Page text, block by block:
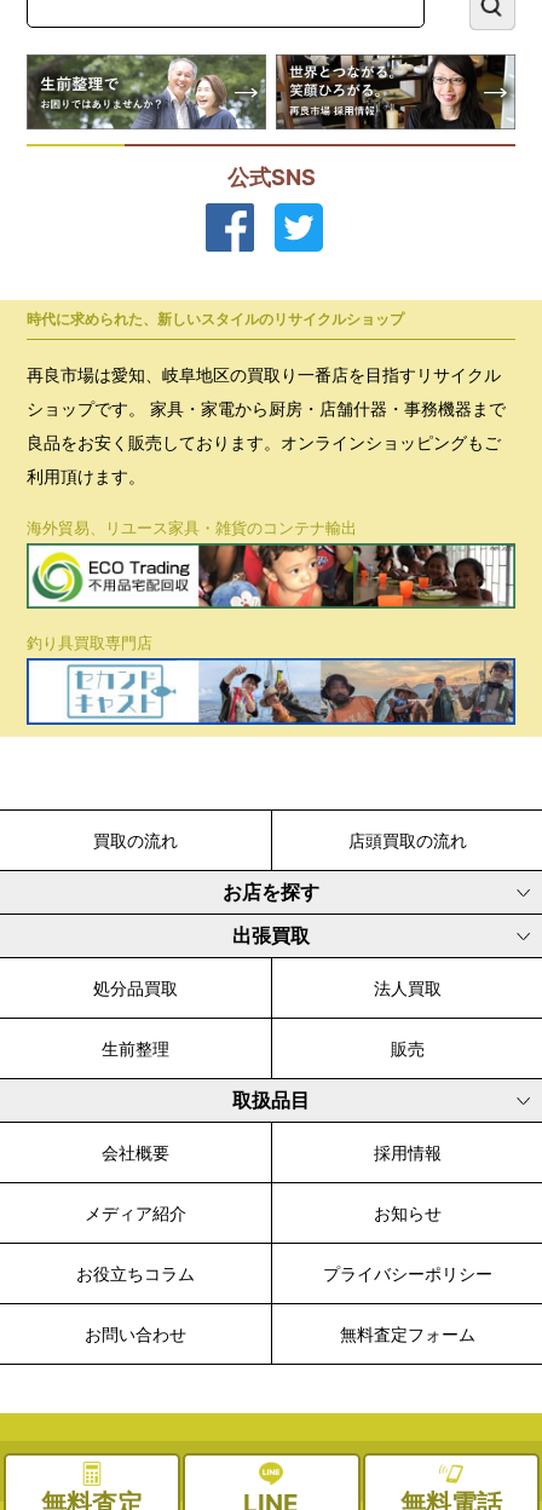
公式SNS
無料査定 LINE 無料電話
時代に求められた、新しいスタイルのリサイクルショップ
再良市場は愛知、岐阜地区の買取り一番店を目指すリサイクル
ショップです。 家具・家電から厨房・店舗什器・事務機器まで
良品をお安く販売しております。オンラインショッピングもご
利用頂けます。
海外貿易、リユース家具・雑貨のコンテナ輸出
釣り具買取専門店
買取の流れ 店頭買取の流れ
お店を探す
出張買取
処分品買取 法人買取
生前整理 販売
取扱品目
会社概要 採用情報
メディア紹介 お知らせ
お役立ちコラム プライバシーポリシー
お問い合わせ 無料査定フォーム
© 2003-2026 WALK, All Rights Reserved.